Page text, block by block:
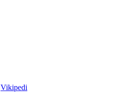
Vikipedi